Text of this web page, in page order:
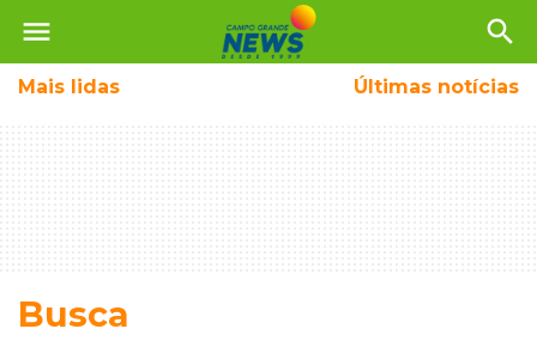
menu search
Mais lidas Últimas notícias
Busca